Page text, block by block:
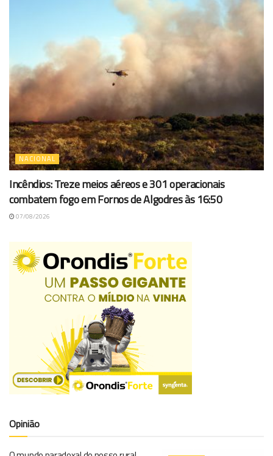
NACIONAL
Incêndios: Treze meios aéreos e 301 operacionais
combatem fogo em Fornos de Algodres às 16:50
07/08/2026
Opinião